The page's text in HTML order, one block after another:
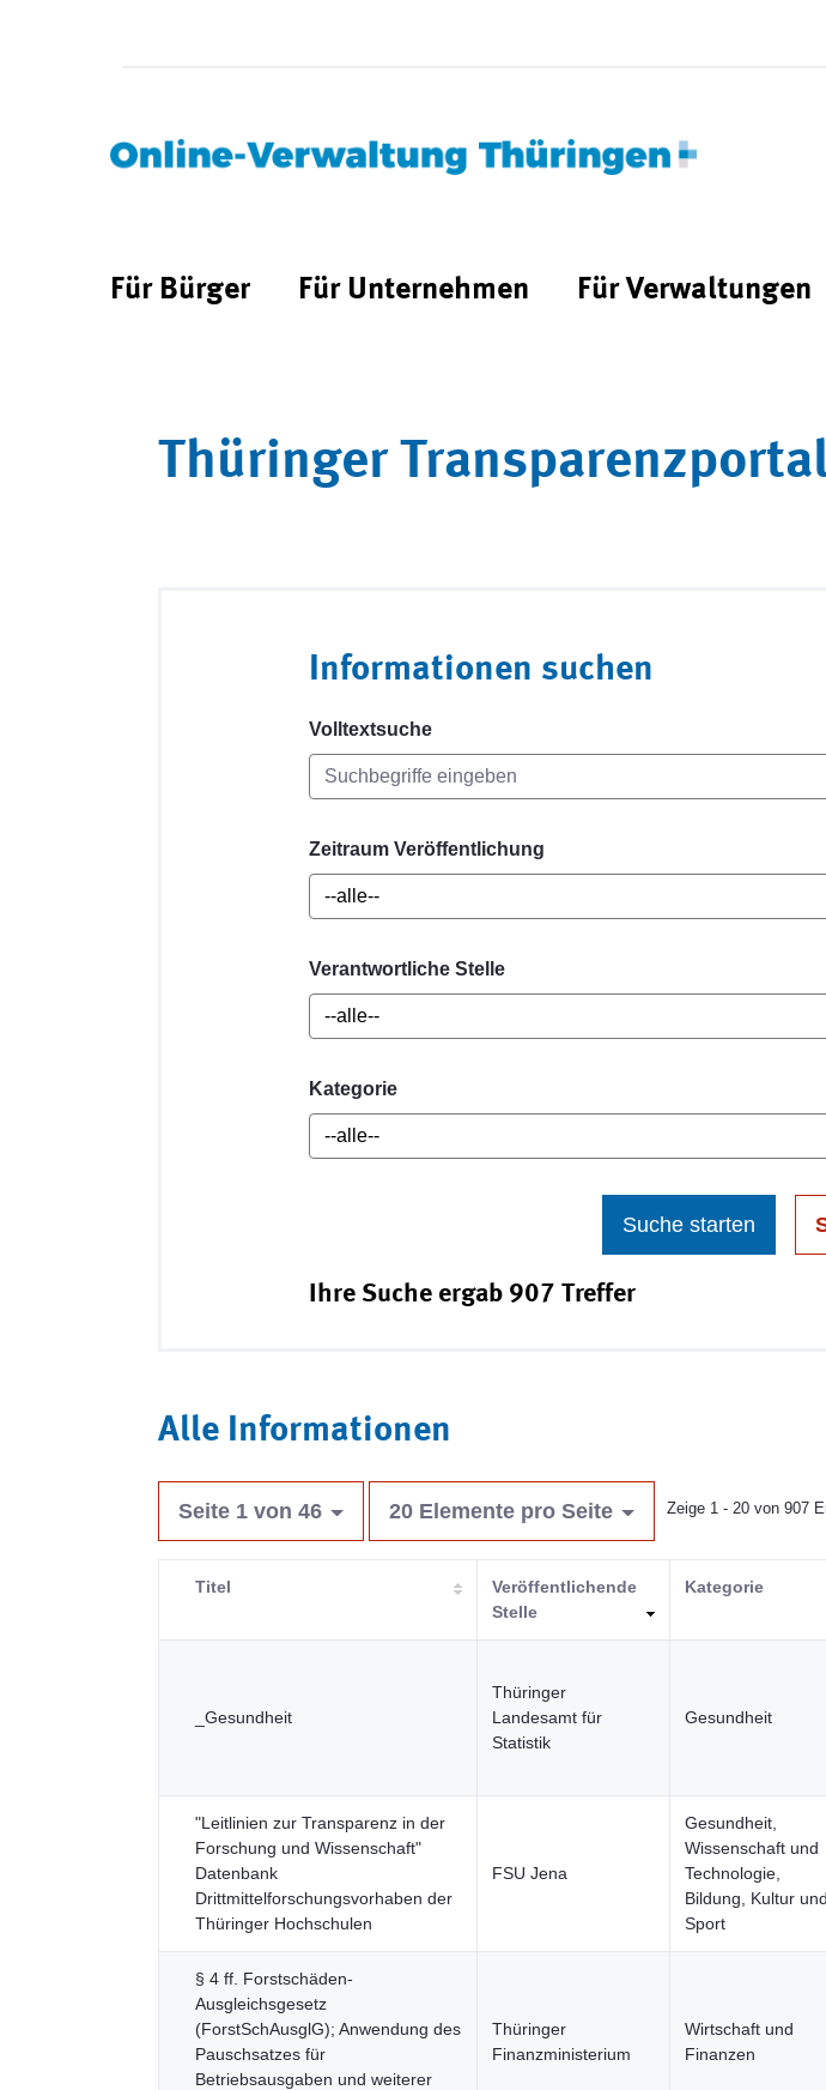
Für Bürger Für Unternehmen Für Verwaltungen
Thüringer
Informationen suchen
Volltextsuche
Zeitraum Veröffentlichung
Verantwortliche Stelle
Kategorie
Suche starten
Ihre Suche ergab 907 Treffer
Alle Informationen
Seite 1 von 46 20 Elemente pro Seite Zeige 1 - 20 von 907
Titel
Veröffentlichende
Stelle
Kategorie
_Gesundheit
Thüringer
Landesamt für
Statistik
Gesundheit
"Leitlinien zur Transparenz in der
Forschung und Wissenschaft"
Datenbank
Drittmittelforschungsvorhaben der
Thüringer Hochschulen
FSU Jena
Gesundheit,
Wissenschaft und
Technologie,
Bildung, Kultur und
Sport
§ 4 ff. Forstschäden-
Ausgleichsgesetz
(ForstSchAusglG); Anwendung des
Pauschsatzes für
Betriebsausgaben und weiterer
Thüringer
Finanzministerium
Wirtschaft und
Finanzen